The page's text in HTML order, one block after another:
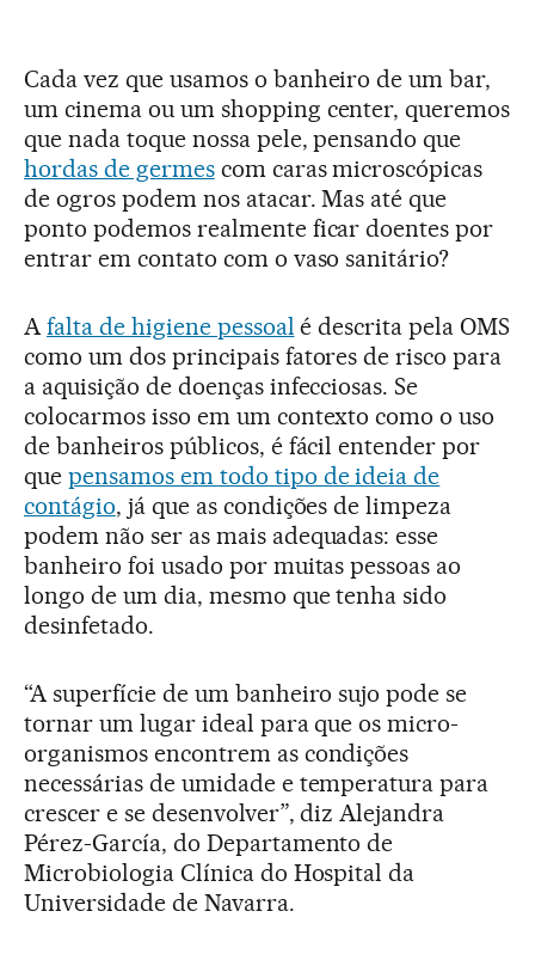
Cada vez que usamos o banheiro de um bar,
um cinema ou um shopping center, queremos
que nada toque nossa pele, pensando que
hordas de germescom caras microscópicas
de ogros podem nos atacar. Mas até que
ponto podemos realmente ficar doentes por
entrar em contato com o vaso sanitário?
A falta de higiene pessoal é descrita pela OMS
como um dos principais fatores de risco para
a aquisição de doenças infecciosas. Se
colocarmos isso em um contexto como o uso
de banheiros públicos, é fácil entender por
que pensamos em todo tipo de ideia de
contágio, já que as condições de limpeza
podem não ser as mais adequadas: esse
banheiro foi usado por muitas pessoas ao
longo de um dia, mesmo que tenha sido
desinfetado.
“A superfície de um banheiro sujo pode se
tornar um lugar ideal para que os micro-
organismos encontrem as condições
necessárias de umidade e temperatura para
crescer e se desenvolver”, diz Alejandra
Pérez-García, do Departamento de
Microbiologia Clínica do Hospital da
Universidade de Navarra.